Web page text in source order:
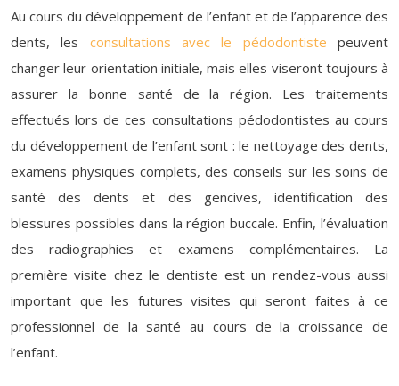
Au cours du développement de l’enfant et de l’apparence des
dents, les consultations avec le pédodontiste peuvent
changer leur orientation initiale, mais elles viseront toujours à
assurer la bonne santé de la région. Les traitements
effectués lors de ces consultations pédodontistes au cours
du développement de l’enfant sont : le nettoyage des dents,
examens physiques complets, des conseils sur les soins de
santé des dents et des gencives, identification des
blessures possibles dans la région buccale. Enfin, l’évaluation
des radiographies et examens complémentaires. La
première visite chez le dentiste est un rendez-vous aussi
important que les futures visites qui seront faites à ce
professionnel de la santé au cours de la croissance de
l’enfant.